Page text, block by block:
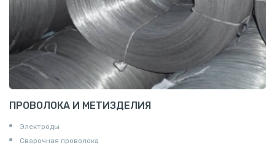
ПРОВОЛОКА И МЕТИЗДЕЛИЯ
Электроды
Сварочная проволока